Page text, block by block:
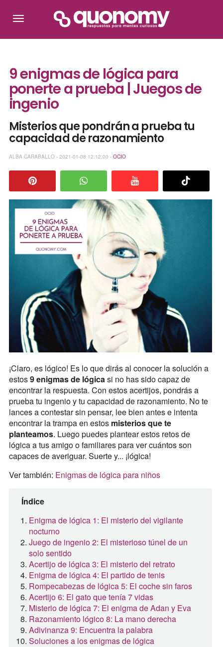
9 enigmas de lógica para
ponerte a prueba | Juegos de
ingenio
Misterios que pondrán a prueba tu
capacidad de razonamiento
ALBA CARABALLO - 2021-01-08 12:12:00 - OCIO
¡Claro, es lógico! Es lo que dirás al conocer la solución a
estos9 enigmas de lógicasi no has sido capaz de
encontrar la respuesta. Con estos acertijos, pondrás a
prueba tu ingenio y tu capacidad de razonamiento. No te
lances a contestar sin pensar, lee bien antes e intenta
encontrar la trampa en estos misterios que te
planteamos. Luego puedes plantear estos retos de
lógica a tus amigo o familiares para ver cuántos son
capaces de averiguar. Suerte y... ¡lógica!
Ver también: Enigmas de lógica para niños
Índice
Enigma de lógica 1: El misterio del vigilante
nocturno
Juego de ingenio 2: El misterioso túnel de un
solo sentido
Acertijo de lógica 3: El misterio del retrato
Enigma de lógica 4: El partido de tenis
Rompecabezas de lógica 5: El coche sin faros
Acertijo 6: El gato que tenía 7 vidas
Misterio de lógica 7: El enigma de Adan y Eva
Razonamiento lógico 8: La mano derecha
Adivinanza 9: Encuentra la palabra
Soluciones a los enigmas de lógica